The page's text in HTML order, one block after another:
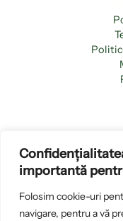
importantă
Folosim cookie-uri
navigare, pentru a vă